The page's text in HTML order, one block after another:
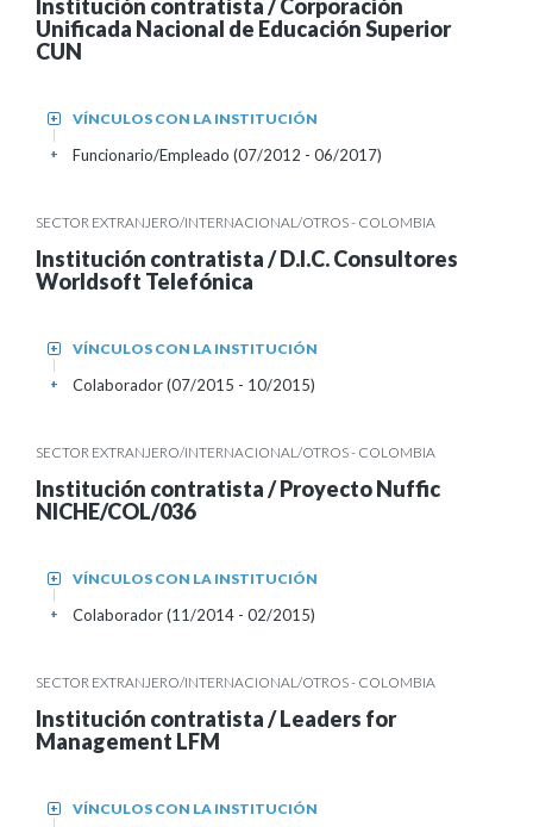
Institución contratista / Corporación
Unificada Nacional de Educación Superior
CUN
VÍNCULOS CON LA INSTITUCIÓN
+
Funcionario/Empleado (07/2012 - 06/2017)
+
SECTOR EXTRANJERO/INTERNACIONAL/OTROS - COLOMBIA
Institución contratista / D.I.C. Consultores
Worldsoft Telefónica
VÍNCULOS CON LA INSTITUCIÓN
+
Colaborador (07/2015 - 10/2015)
+
SECTOR EXTRANJERO/INTERNACIONAL/OTROS - COLOMBIA
Institución contratista / Proyecto Nuffic
NICHE/COL/036
VÍNCULOS CON LA INSTITUCIÓN
+
Colaborador (11/2014 - 02/2015)
+
SECTOR EXTRANJERO/INTERNACIONAL/OTROS - COLOMBIA
Institución contratista / Leaders for
Management LFM
VÍNCULOS CON LA INSTITUCIÓN
+